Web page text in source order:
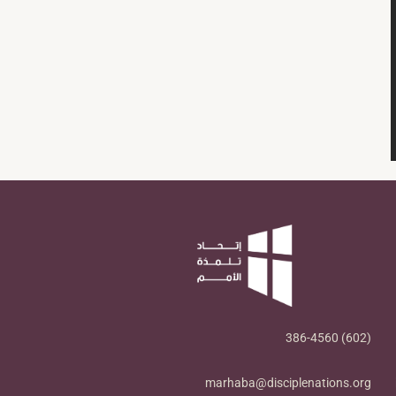
(602) 386-4560
marhaba@disciplenations.org